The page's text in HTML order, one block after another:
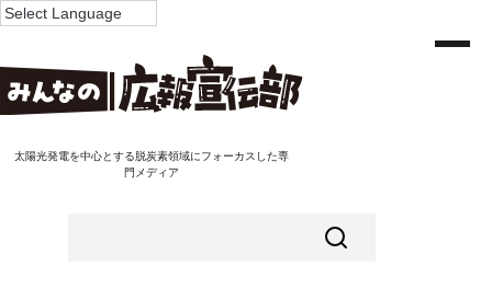
太陽光発電を中心とする脱炭素領域にフォーカスした専
門メディア